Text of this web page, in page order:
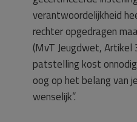
verantwoordelijkheid
rechter opgedragen
(MvT Jeugdwet, Artikel
patstelling kost
oog op het belang van
wenselijk”.